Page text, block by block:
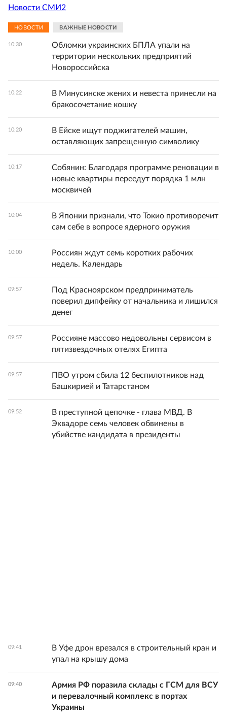
Новости СМИ2
НОВОСТИ ВАЖНЫЕ НОВОСТИ
10:30
Обломки украинских БПЛА упали на
территории нескольких предприятий
Новороссийска
10:22
В Минусинске жених и невеста принесли на
бракосочетание кошку
10:20
В Ейске ищут поджигателей машин,
оставляющих запрещенную символику
10:17
Собянин: Благодаря программе реновации в
новые квартиры переедут порядка 1 млн
москвичей
10:04
В Японии признали, что Токио противоречит
сам себе в вопросе ядерного оружия
10:00
Россиян ждут семь коротких рабочих
недель. Календарь
09:57
Под Красноярском предприниматель
поверил дипфейку от начальника и лишился
денег
09:57
Россияне массово недовольны сервисом в
пятизвездочных отелях Египта
09:57
ПВО утром сбила 12 беспилотников над
Башкирией и Татарстаном
09:52
В преступной цепочке - глава МВД. В
Эквадоре семь человек обвинены в
убийстве кандидата в президенты
09:41
В Уфе дрон врезался в строительный кран и
упал на крышу дома
09:40
Армия РФ поразила склады с ГСМ для ВСУ
и перевалочный комплекс в портах
Украины